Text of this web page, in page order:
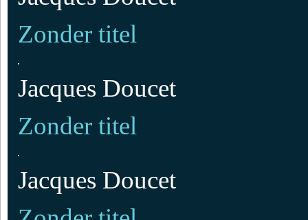
Zonder titel
Jacques Doucet
Zonder titel
Jacques Doucet